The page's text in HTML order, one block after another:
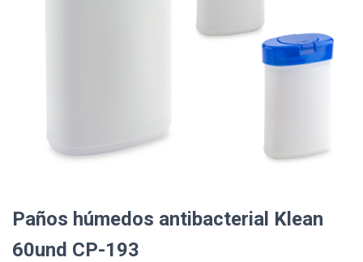
Paños húmedos antibacterial Klean
60und CP-193